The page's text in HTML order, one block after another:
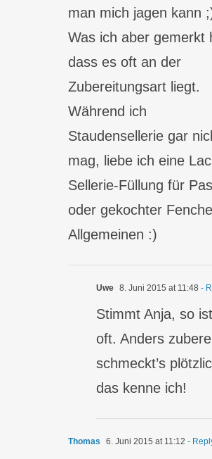
man mich jagen kann
Was ich aber gemerkt
dass es oft an der
Zubereitungsart liegt.
Während ich
Staudensellerie gar
mag, liebe ich eine
Sellerie-Füllung für
oder gekochter
Allgemeinen :)
Uwe 8. Juni 2015 at 11:48 -
Stimmt Anja, so
oft. Anders
schmeckt’s
das kenne ich!
Thomas 6. Juni 2015 at 11:12 -